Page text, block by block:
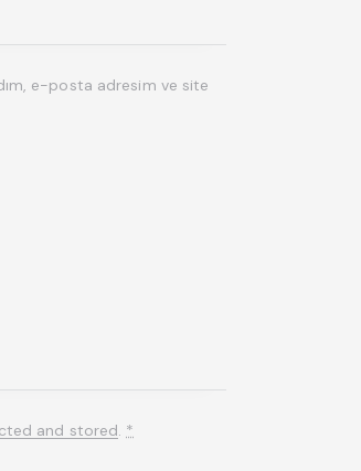
e-posta adresim ve site
and stored. *